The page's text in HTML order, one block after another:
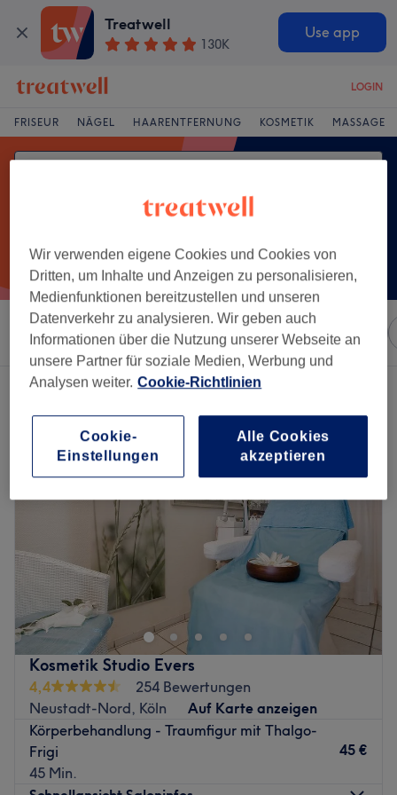
Treatwell
130K
Use app
LOGIN
FRISEUR NÄGEL HAARENTFERNUNG KOSMETIK MASSAGE
Sortieren nach Marken Salons Expressangebote
Ein Salon, der anbietet: gewichtsabnahme in Neustadt-Nord, Köln
Kosmetik Studio Evers
4,4
254 Bewertungen
Neustadt-Nord, Köln
Auf Karte anzeigen
Körperbehandlung - Traumfigur mit Thalgo-
Frigi
45 Min.
45 €
Wir verwenden eigene Cookies und Cookies von
Dritten, um Inhalte und Anzeigen zu personalisieren,
Medienfunktionen bereitzustellen und unseren
Datenverkehr zu analysieren. Wir geben auch
Informationen über die Nutzung unserer Webseite an
unsere Partner für soziale Medien, Werbung und
Analysen weiter. Cookie-Richtlinien
Cookie-
Einstellungen
Alle Cookies
akzeptieren